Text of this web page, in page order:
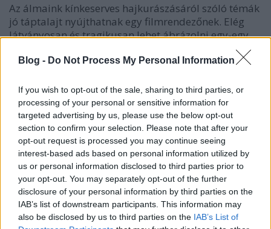
Blog - Do Not Process My Personal Information
If you wish to opt-out of the sale, sharing to third parties, or
processing of your personal or sensitive information for
targeted advertising by us, please use the below opt-out
section to confirm your selection. Please note that after your
opt-out request is processed you may continue seeing
interest-based ads based on personal information utilized by
us or personal information disclosed to third parties prior to
your opt-out. You may separately opt-out of the further
disclosure of your personal information by third parties on the
IAB’s list of downstream participants. This information may
also be disclosed by us to third parties on the IAB’s List of
Az álmaink kínkeserves hajkurászásáról szóló témák
jó táptalajt nyújthatnak egy filmrendezőnek. Elég
látványosan és tragikusan lehet ábrázolni egy-egy
feltörekvés árnyékában hunytak ki. Jó példa erre a